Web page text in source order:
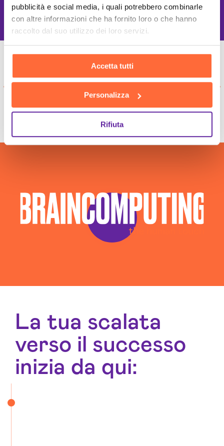
pubblicità e social media, i quali potrebbero combinarle
con altre informazioni che ha fornito loro o che hanno
raccolto dal suo utilizzo dei loro servizi.
Accetta tutti
Personalizza
Rifiuta
Migliori tecnologie
La tua scalata
verso il successo
inizia da qui: